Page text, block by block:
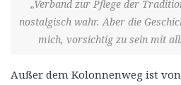
„Verband zur Pflege der
nostalgisch wahr. Aber die
mich, vorsichtig zu sein mit
Außer dem Kolonnenweg ist